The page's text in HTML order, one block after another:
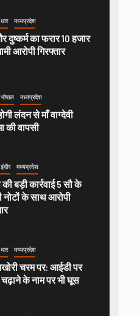
मध्यप्रदेश
दुष्कर्म का फरार 10 हजार
आरोपी गिरफ्तार
मध्यप्रदेश
लंदन से माँ वाग्देवी
की वापसी
मध्यप्रदेश
बड़ी कार्रवाई 5 सौ के
के साथ आरोपी
मध्यप्रदेश
चरम पर: आईडी पर
के नाम पर भी घूस